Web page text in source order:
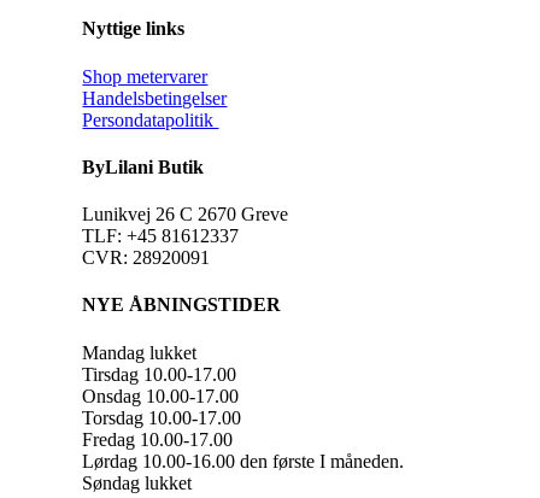
Nyttige links
Shop metervarer
Handelsbetingelser
Persondatapolitik
ByLilani Butik
Lunikvej 26 C 2670 Greve
TLF: +45 81612337
CVR: 28920091
NYE ÅBNINGSTIDER
Mandag lukket
Tirsdag 10.00-17.00
Onsdag 10.00-17.00
Torsdag 10.00-17.00
Fredag 10.00-17.00
Lørdag 10.00-16.00 den første I måneden.
Søndag lukket